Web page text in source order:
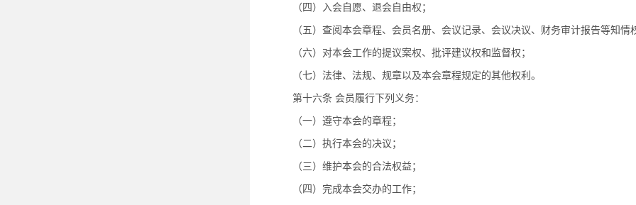
（四）入会自愿、退会自由权；
（五）查阅本会章程、会员名册、会议记录、会议决议、财务审计报告等知情
（六）对本会工作的提议案权、批评建议权和监督权；
（七）法律、法规、规章以及本会章程规定的其他权利。
第十六条 会员履行下列义务：
（一）遵守本会的章程；
（二）执行本会的决议；
（三）维护本会的合法权益；
（四）完成本会交办的工作；